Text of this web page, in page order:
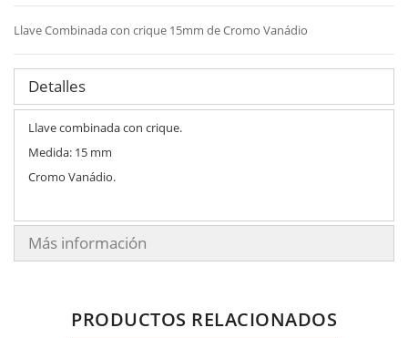
Llave Combinada con crique 15mm de Cromo Vanádio
Detalles
Llave combinada con crique.
Medida: 15 mm
Cromo Vanádio.
Más información
PRODUCTOS RELACIONADOS